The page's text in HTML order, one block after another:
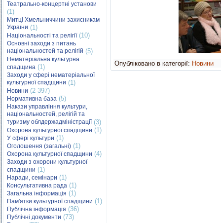
Театрально-концертні установи
(1)
Митці Хмельниччини захисникам
України (1)
Національності та релігії(10)
Основні заходи з питань
національностей та релігій (5)
Нематеріальна культурна
спадщина (1)
Заходи у сфері нематеріальної
культурної спадщини (1)
Новини (2 397)
Нормативна база (5)
Накази управління культури,
національностей, релігій та
туризму облдержадміністрації(3)
Охорона культурної спадщини (1)
У сфері культури (1)
Оголошення (загальні) (1)
Охорона культурної спадщини (4)
Заходи з охорони культурної
спадщини (1)
Наради, семінари (1)
Консультативна рада (1)
Загальна інформація (1)
Пам'ятки культурної спадщини (1)
Публічна інформація (36)
Публічні документи (73)
Опубліковано в категорії: Новини